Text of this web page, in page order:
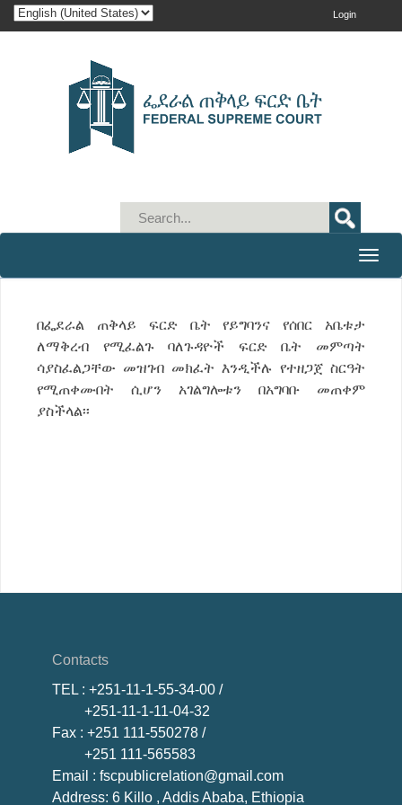
Login
Toggle
በፌደራል ጠቅላይ ፍርድ ቤት የይግባንና የሰበር አቤቱታ
ለማቅረብ የሚፈልጉ ባለጉዳዮች ፍርድ ቤት መምጣት
ሳያስፈልጋቸው መዝገብ መክፈት እንዲችሉ የተዘጋጀ ስርዓት
የሚጠቀሙበት ሲሆን አገልግሎቱን በአግባቡ መጠቀም
ያስችላል፡፡
Contacts
TEL : +251-11-1-55-34-00 /
+251-11-1-11-04-32
Fax : +251 111-550278 /
+251 111-565583
Email : fscpublicrelation@gmail.com
Address: 6 Killo , Addis Ababa, Ethiopia